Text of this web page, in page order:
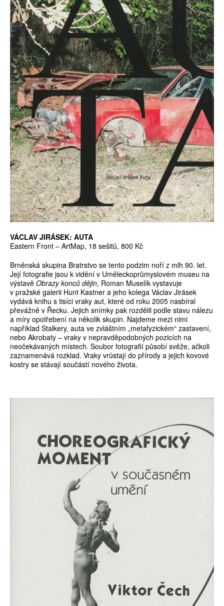
VÁCLAV JIRÁSEK: AUTA
Eastern Front – ArtMap, 18 sešitů, 800 Kč
Brněnská skupina Bratrstvo se tento podzim noří z mlh 90. let.
Její fotografie jsou k vidění v Uměleckoprůmyslovém museu na
výstavě Obrazy konců dějin, Roman Muselík vystavuje
v pražské galerii Hunt Kastner a jeho kolega Václav Jirásek
vydává knihu s tisíci vraky aut, které od roku 2005 nasbíral
převážně v Řecku. Jejich snímky pak rozdělil podle stavu nálezu
a míry opotřebení na několik skupin. Najdeme mezi nimi
například Stalkery, auta ve zvláštním „metafyzickém“ zastavení,
nebo Akrobaty – vraky v nepravděpodobných pozicích na
neočekávaných místech. Soubor fotografií působí svěže, ačkoli
zaznamenává rozklad. Vraky vrůstají do přírody a jejich kovové
kostry se stávají součástí nového života.